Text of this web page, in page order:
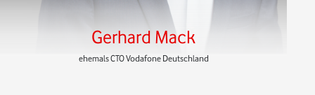
Gerhard Mack
ehemals CTO Vodafone Deutschland